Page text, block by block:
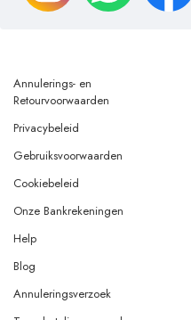
Annulerings- en
Retourvoorwaarden
Privacybeleid
Gebruiksvoorwaarden
Cookiebeleid
Onze Bankrekeningen
Help
Blog
Annuleringsverzoek